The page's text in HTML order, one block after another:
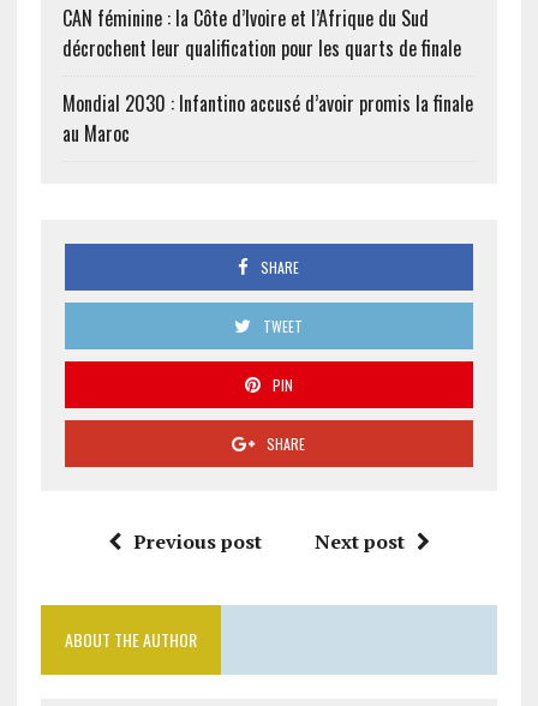
CAN féminine : la Côte d’Ivoire et l’Afrique du Sud
décrochent leur qualification pour les quarts de finale
Mondial 2030 : Infantino accusé d’avoir promis la finale
au Maroc
SHARE
TWEET
PIN
SHARE
Previous post Next post
ABOUT THE AUTHOR